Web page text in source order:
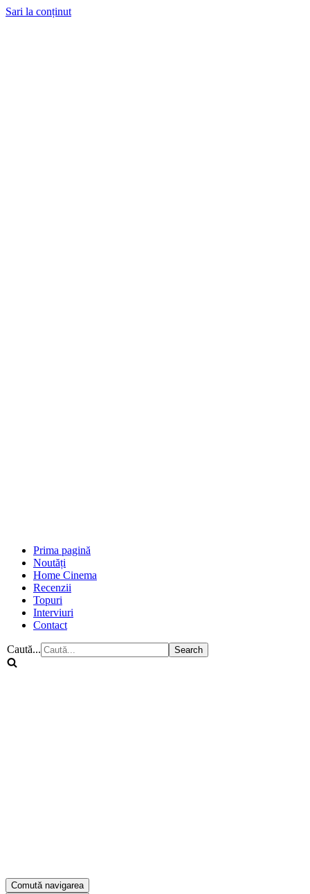
Sari la conținut
Prima pagină
Noutăți
Home Cinema
Recenzii
Topuri
Interviuri
Contact
Caută...
Comută navigarea